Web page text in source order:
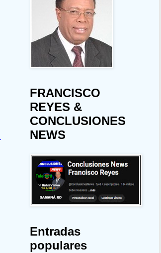
FRANCISCO
REYES &
CONCLUSIONES
NEWS
Entradas
populares